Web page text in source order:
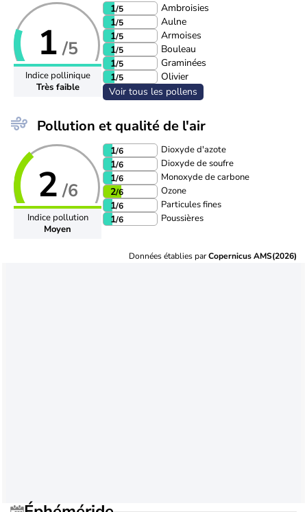
1 /5
Indice pollinique
Très faible
1/5
Ambroisies
1/5
Aulne
1/5
Armoises
1/5
Bouleau
1/5
Graminées
1/5
Olivier
Voir tous les pollens
Pollution et qualité de l'air
2 /6
Indice pollution
Moyen
1/6 Dioxyde d'azote
1/6 Dioxyde de soufre
1/6 Monoxyde de carbone
2/6 Ozone
1/6 Particules fines
1/6 Poussières
Données établies parCopernicus AMS(2026)